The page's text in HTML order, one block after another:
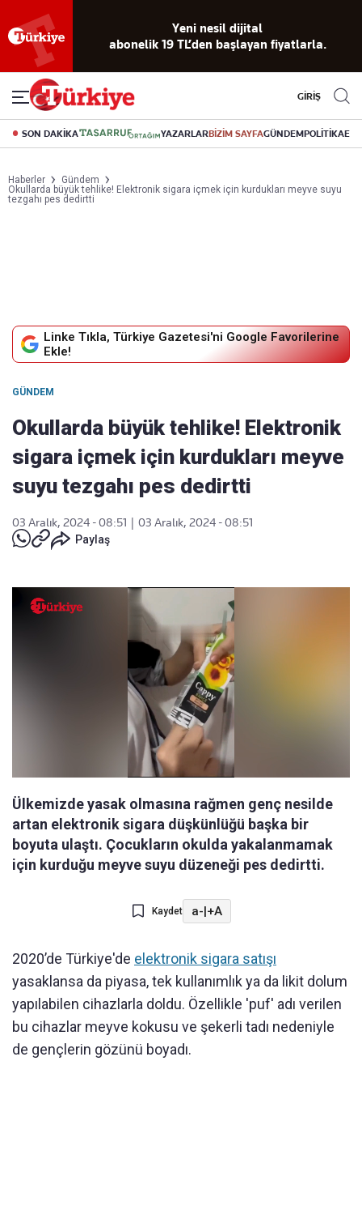
okuma
deneyimi
dijital arşiv
Akıllı haber
asistanı
Eski gazeteleri
indirme canlı soru
cevap
GİRİŞ
SON DAKİKA YAZARLARBİZİM SAYFAGÜNDEMPOLİTİKA
Haberler
Gündem
Okullarda büyük tehlike! Elektronik sigara içmek için kurdukları meyve suyu
tezgahı pes dedirtti
Linke Tıkla, Türkiye Gazetesi'ni Google Favorilerine
Ekle!
GÜNDEM
Okullarda büyük tehlike! Elektronik
sigara içmek için kurdukları meyve
suyu tezgahı pes dedirtti
03 Aralık, 2024 - 08:51
03 Aralık, 2024 - 08:51
Paylaş
Ülkemizde yasak olmasına rağmen genç nesilde
artan elektronik sigara düşkünlüğü başka bir
boyuta ulaştı. Çocukların okulda yakalanmamak
için kurduğu meyve suyu düzeneği pes dedirtti.
Kaydet a-|+A
2020’de Türkiye'de elektronik sigara satışı
yasaklansa da piyasa, tek kullanımlık ya da likit dolum
yapılabilen cihazlarla doldu. Özellikle 'puf' adı verilen
bu cihazlar meyve kokusu ve şekerli tadı nedeniyle
de gençlerin gözünü boyadı.